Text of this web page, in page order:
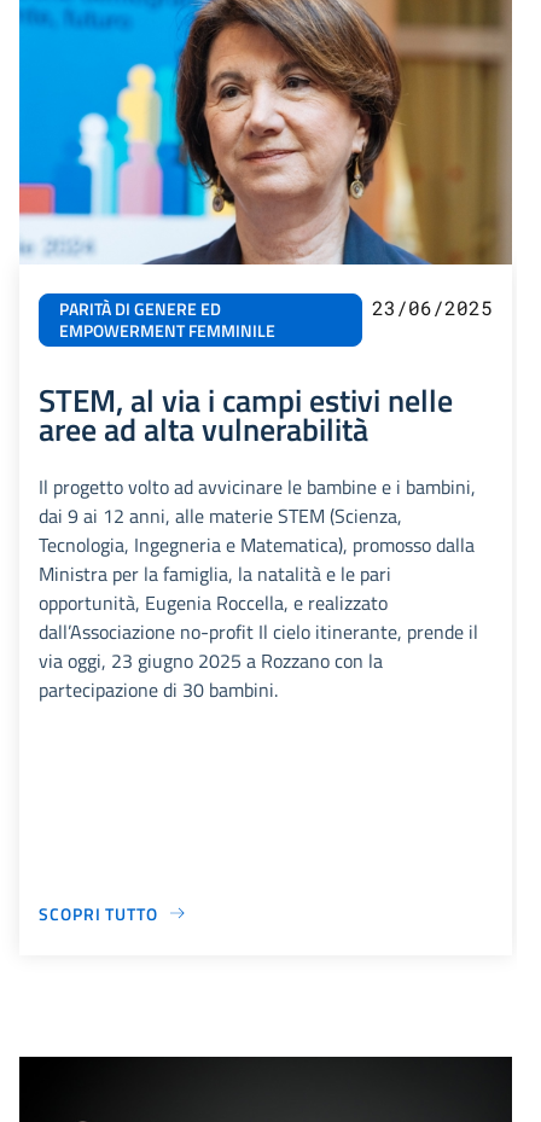
PARITÀ DI GENERE ED
EMPOWERMENT FEMMINILE
23/06/2025
STEM, al via i campi estivi nelle
aree ad alta vulnerabilità
Il progetto volto ad avvicinare le bambine e i bambini,
dai 9 ai 12 anni, alle materie STEM (Scienza,
Tecnologia, Ingegneria e Matematica), promosso dalla
Ministra per la famiglia, la natalità e le pari
opportunità, Eugenia Roccella, e realizzato
dall’Associazione no-profit Il cielo itinerante, prende il
via oggi, 23 giugno 2025 a Rozzano con la
partecipazione di 30 bambini.
SCOPRI TUTTO